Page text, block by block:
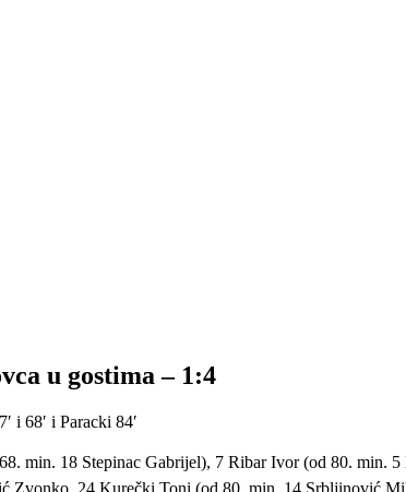
u gostima – 1:4
i 68′ i Paracki 84′
min. 18 Stepinac Gabrijel), 7 Ribar Ivor (od 80. min.
Zvonko, 24 Kurečki Toni (od 80. min. 14 Srbljinović